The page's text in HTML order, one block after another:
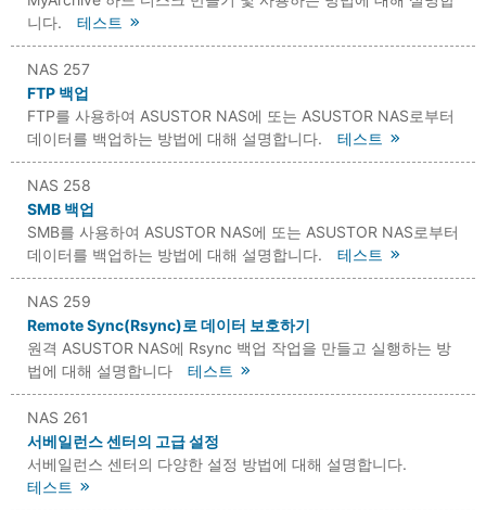
니다.
테스트
NAS 257
FTP 백업
FTP를 사용하여 ASUSTOR NAS에 또는 ASUSTOR NAS로부터
데이터를 백업하는 방법에 대해 설명합니다.
테스트
NAS 258
SMB 백업
SMB를 사용하여 ASUSTOR NAS에 또는 ASUSTOR NAS로부터
데이터를 백업하는 방법에 대해 설명합니다.
테스트
NAS 259
Remote Sync(Rsync)로 데이터 보호하기
원격 ASUSTOR NAS에 Rsync 백업 작업을 만들고 실행하는 방
법에 대해 설명합니다
테스트
NAS 261
서베일런스 센터의 고급 설정
서베일런스 센터의 다양한 설정 방법에 대해 설명합니다.
테스트